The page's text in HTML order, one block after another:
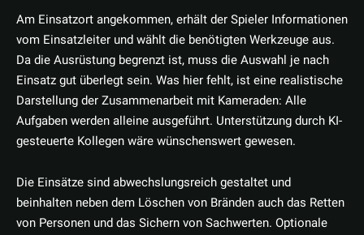
Am Einsatzort angekommen, erhält der Spieler Informationen
vom Einsatzleiter und wählt die benötigten Werkzeuge aus.
Da die Ausrüstung begrenzt ist, muss die Auswahl je nach
Einsatz gut überlegt sein. Was hier fehlt, ist eine realistische
Darstellung der Zusammenarbeit mit Kameraden: Alle
Aufgaben werden alleine ausgeführt. Unterstützung durch KI-
gesteuerte Kollegen wäre wünschenswert gewesen.
Die Einsätze sind abwechslungsreich gestaltet und
beinhalten neben dem Löschen von Bränden auch das Retten
von Personen und das Sichern von Sachwerten. Optionale